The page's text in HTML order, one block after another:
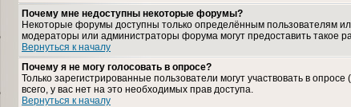
Почему мне недоступны некоторые форумы?
Некоторые форумы доступны только определённым пользователям
модераторы или администраторы форума могут предоставить такое
Вернуться к началу
Почему я не могу голосовать в опросе?
Только зарегистрированные пользователи могут участвовать в
всего, у вас нет на это необходимых прав доступа.
Вернуться к началу